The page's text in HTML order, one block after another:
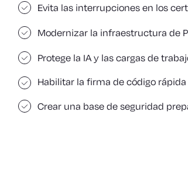
Evita las interrupciones en los
Modernizar la infraestructura de
Protege la IA y las cargas de
Habilitar la firma de código rápida
Crear una base de seguridad